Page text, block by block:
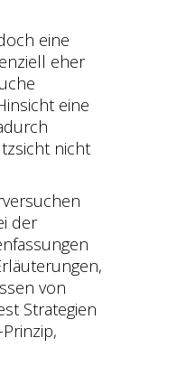
eine
eher
eine
nicht
der
von
Strategien